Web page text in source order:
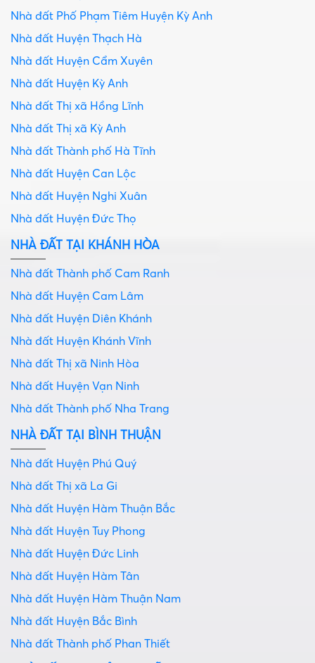
Nhà đất Phố Phạm Tiêm Huyện Kỳ Anh
Nhà đất Huyện Thạch Hà
Nhà đất Huyện Cẩm Xuyên
Nhà đất Huyện Kỳ Anh
Nhà đất Thị xã Hồng Lĩnh
Nhà đất Thị xã Kỳ Anh
Nhà đất Thành phố Hà Tĩnh
Nhà đất Huyện Can Lộc
Nhà đất Huyện Nghi Xuân
Nhà đất Huyện Đức Thọ
NHÀ ĐẤT TẠI KHÁNH HÒA
Nhà đất Thành phố Cam Ranh
Nhà đất Huyện Cam Lâm
Nhà đất Huyện Diên Khánh
Nhà đất Huyện Khánh Vĩnh
Nhà đất Thị xã Ninh Hòa
Nhà đất Huyện Vạn Ninh
Nhà đất Thành phố Nha Trang
NHÀ ĐẤT TẠI BÌNH THUẬN
Nhà đất Huyện Phú Quý
Nhà đất Thị xã La Gi
Nhà đất Huyện Hàm Thuận Bắc
Nhà đất Huyện Tuy Phong
Nhà đất Huyện Đức Linh
Nhà đất Huyện Hàm Tân
Nhà đất Huyện Hàm Thuận Nam
Nhà đất Huyện Bắc Bình
Nhà đất Thành phố Phan Thiết